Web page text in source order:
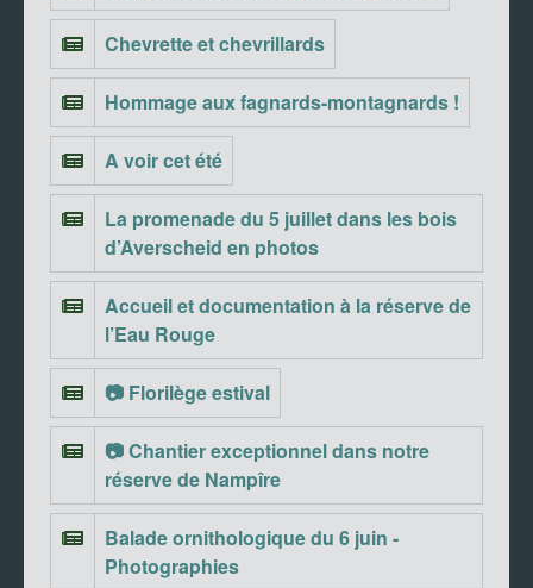
Chevrette et chevrillards
Hommage aux fagnards-montagnards !
A voir cet été
La promenade du 5 juillet dans les bois
d’Averscheid en photos
Accueil et documentation à la réserve de
l’Eau Rouge
📷 Florilège estival
📷 Chantier exceptionnel dans notre
réserve de Nampîre
Balade ornithologique du 6 juin -
Photographies